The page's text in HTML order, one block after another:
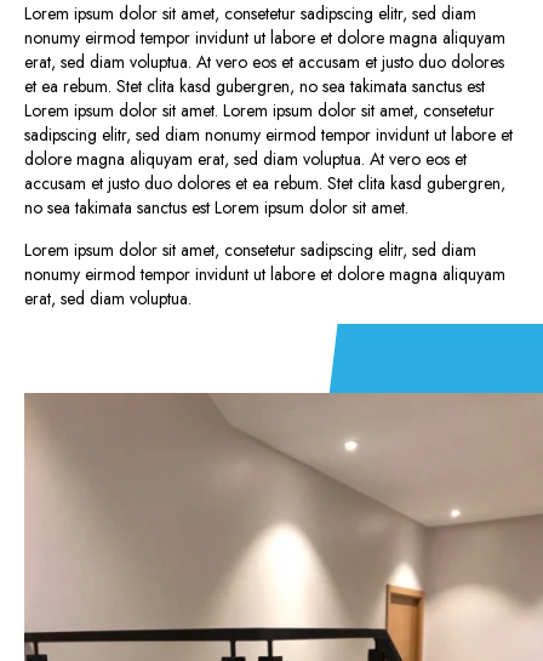
Lorem ipsum dolor sit amet, consetetur sadipscing elitr, sed diam
nonumy eirmod tempor invidunt ut labore et dolore magna aliquyam
erat, sed diam voluptua. At vero eos et accusam et justo duo dolores
et ea rebum. Stet clita kasd gubergren, no sea takimata sanctus est
Lorem ipsum dolor sit amet. Lorem ipsum dolor sit amet, consetetur
sadipscing elitr, sed diam nonumy eirmod tempor invidunt ut labore et
dolore magna aliquyam erat, sed diam voluptua. At vero eos et
accusam et justo duo dolores et ea rebum. Stet clita kasd gubergren,
no sea takimata sanctus est Lorem ipsum dolor sit amet.
Lorem ipsum dolor sit amet, consetetur sadipscing elitr, sed diam
nonumy eirmod tempor invidunt ut labore et dolore magna aliquyam
erat, sed diam voluptua.